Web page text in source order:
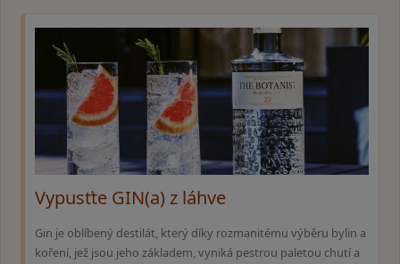
Vypusťte GIN(a) z láhve
Gin je oblíbený destilát, který díky rozmanitému výběru bylin a
koření, jež jsou jeho základem, vyniká pestrou paletou chutí a